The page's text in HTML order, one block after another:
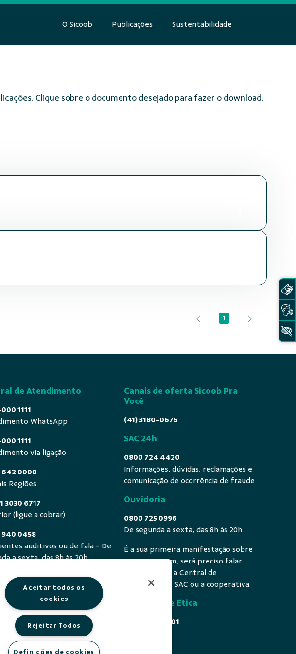
O Sicoob Publicações Sustentabilidade
Clique sobre o documento desejado para fazer o download.
Página
1
de Atendimento
1111
WhatsApp
1111
via ligação
642 0000
Regiões
3030 6717
(ligue a cobrar)
940 0458
auditivos ou de fala - De
a sexta, das 8h às 20h
Canais de oferta Sicoob Pra
Você
(41) 3180-0676
SAC 24h
0800 724 4420
Informações, dúvidas, reclamações e
comunicação de ocorrência de fraude
Ouvidoria
0800 725 0996
De segunda a sexta, das 8h às 20h
É a sua primeira manifestação sobre
o tema? Se sim, será preciso falar
primeiro com a Central de
Atendimento, SAC ou a cooperativa.
Comissão de Ética
0800 646 4001
Aceitar todos os
cookies
Rejeitar Todos
Definições de cookies